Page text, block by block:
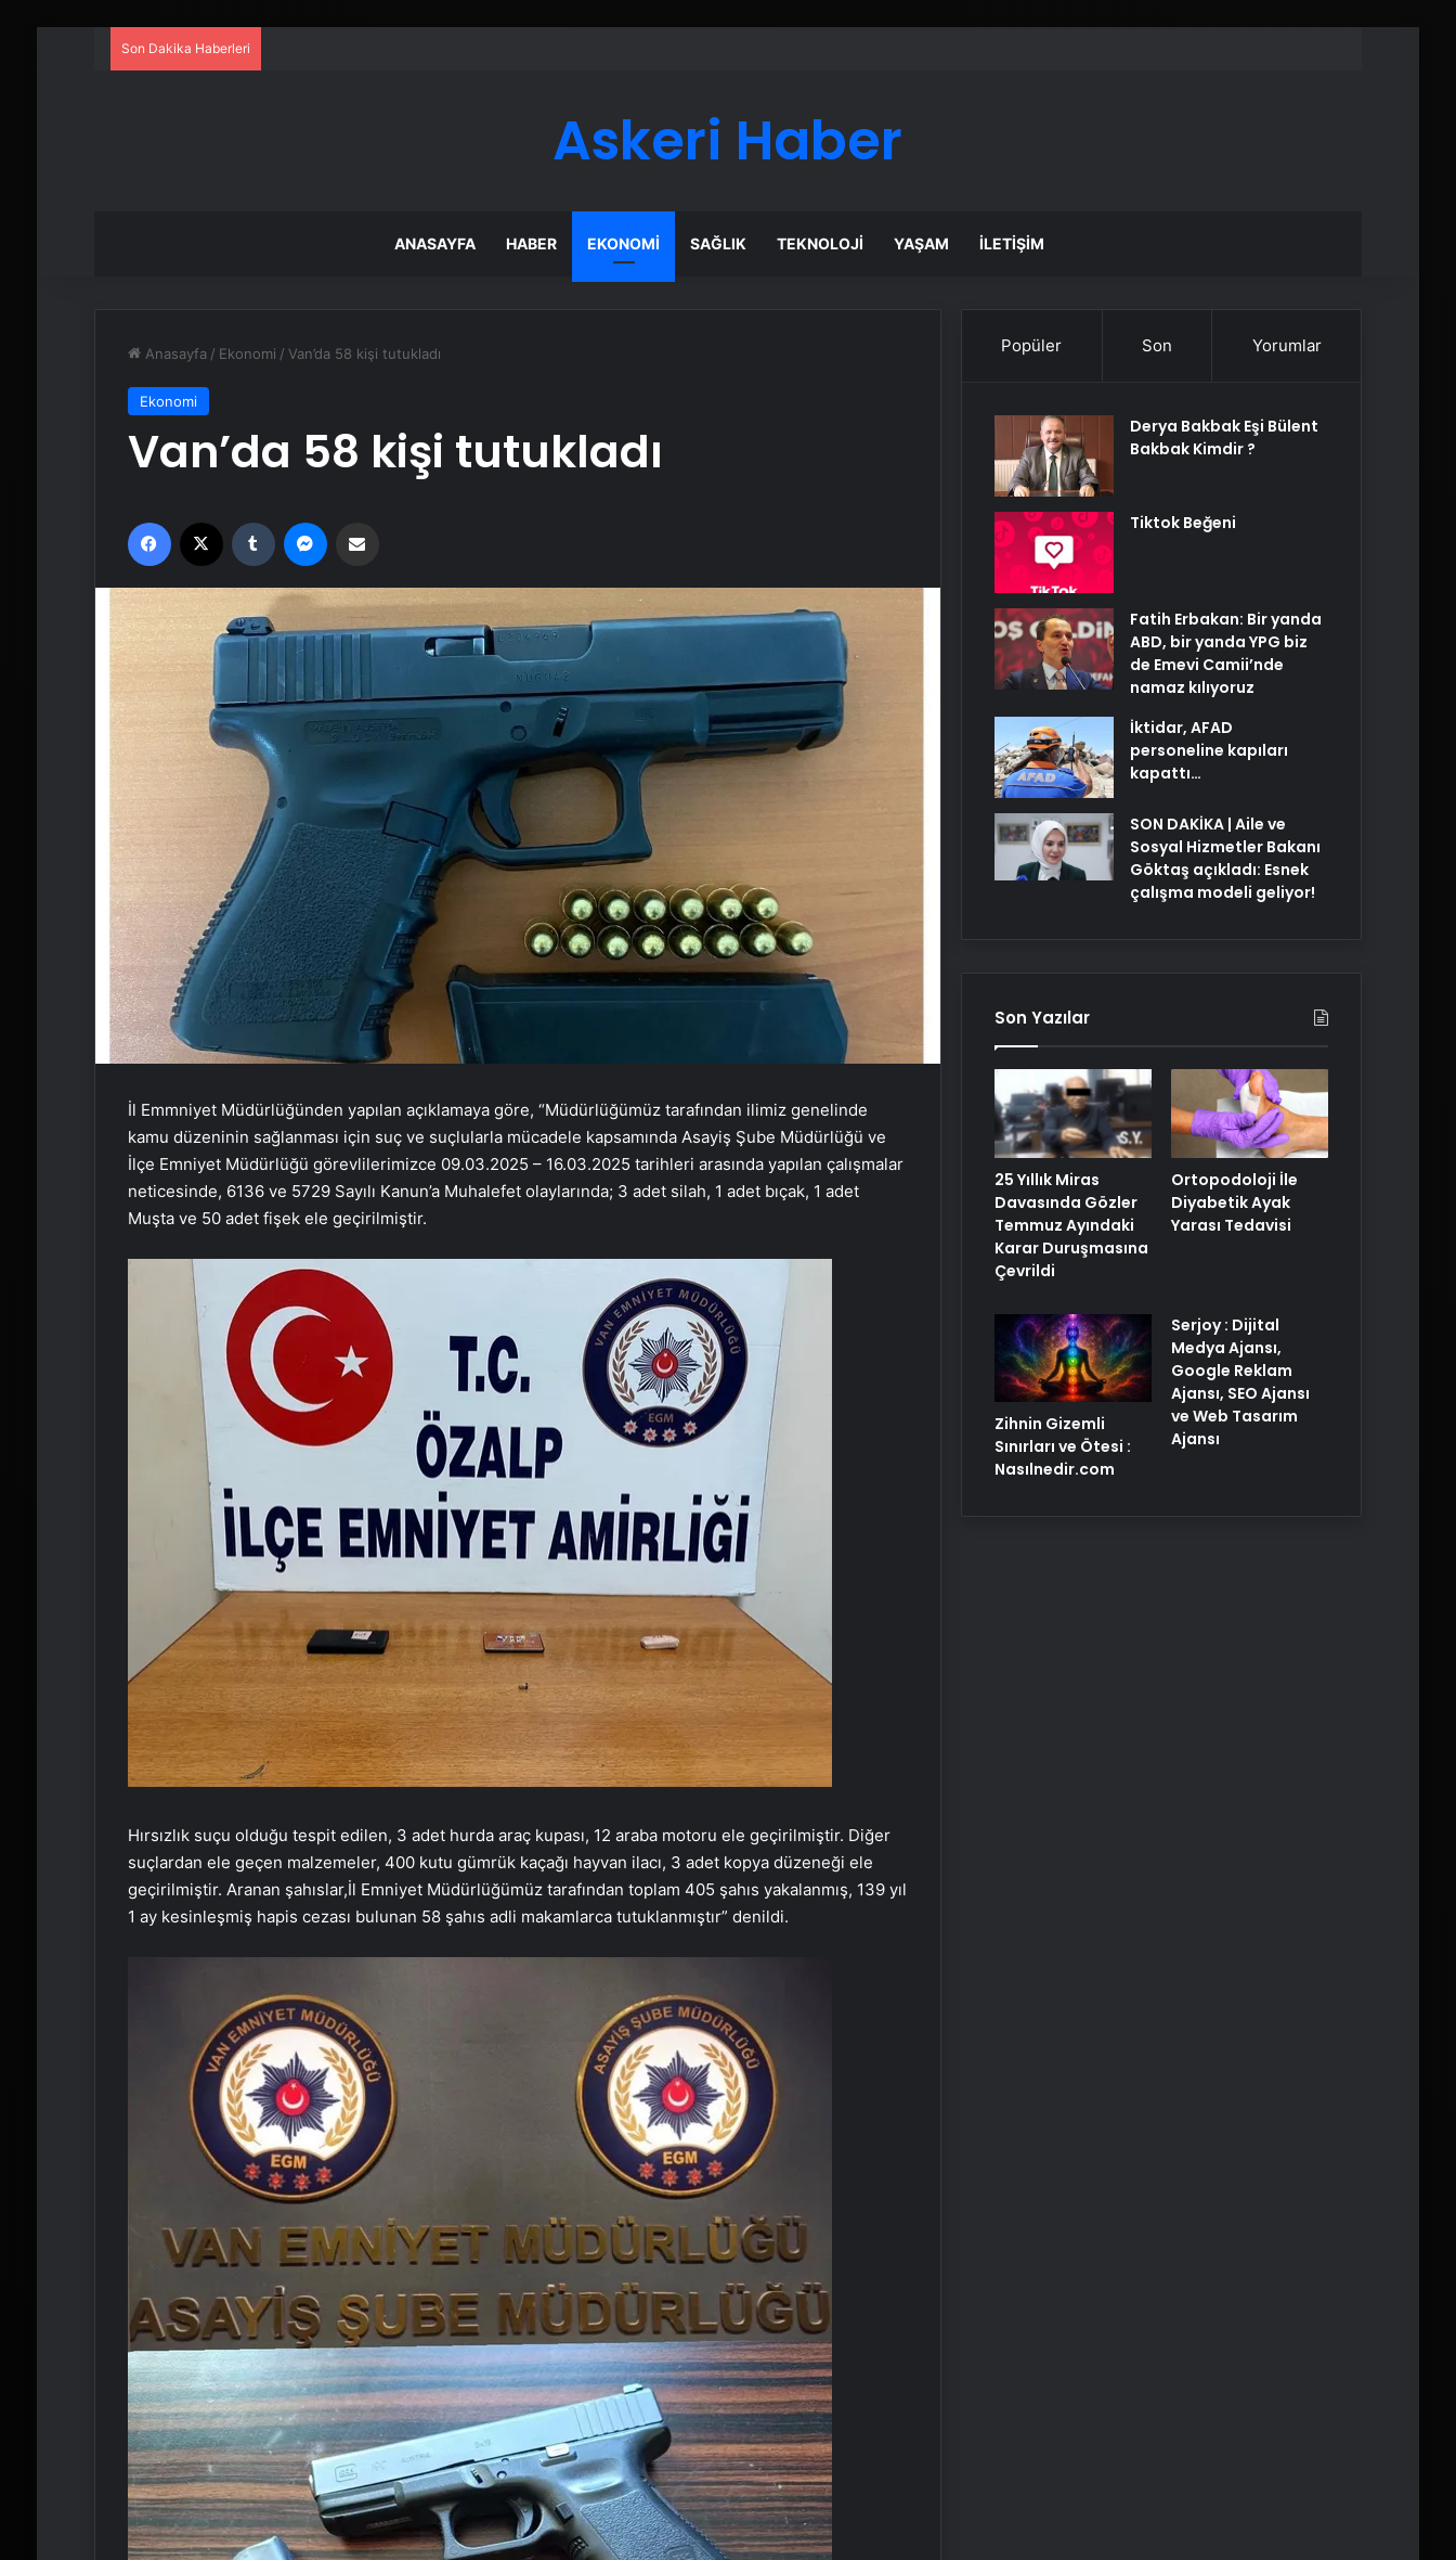
Son Dakika Haberleri
Askeri Haber
ANASAYFA HABER EKONOMI SAĞLIK TEKNOLOJI YAŞAM İLETIŞIM
Anasayfa / Ekonomi / Van’da 58 kişi tutukladı
Ekonomi
Van’da 58 kişi tutukladı
Facebook Tumblr
İl Emmniyet Müdürlüğünden yapılan açıklamaya göre, “Müdürlüğümüz tarafından ilimiz genelinde
kamu düzeninin sağlanması için suç ve suçlularla mücadele kapsamında Asayiş Şube Müdürlüğü ve
İlçe Emniyet Müdürlüğü görevlilerimizce 09.03.2025 – 16.03.2025 tarihleri arasında yapılan çalışmalar
neticesinde, 6136 ve 5729 Sayılı Kanun’a Muhalefet olaylarında; 3 adet silah, 1 adet bıçak, 1 adet
Muşta ve 50 adet fişek ele geçirilmiştir.
Hırsızlık suçu olduğu tespit edilen, 3 adet hurda araç kupası, 12 araba motoru ele geçirilmiştir. Diğer
suçlardan ele geçen malzemeler, 400 kutu gümrük kaçağı hayvan ilacı, 3 adet kopya düzeneği ele
geçirilmiştir. Aranan şahıslar,İl Emniyet Müdürlüğümüz tarafından toplam 405 şahıs yakalanmış, 139 yıl
1 ay kesinleşmiş hapis cezası bulunan 58 şahıs adli makamlarca tutuklanmıştır” denildi.
Popüler Son Yorumlar
Derya Bakbak Eşi Bülent
Bakbak Kimdir ?
Tiktok Beğeni
Fatih Erbakan: Bir yanda
ABD, bir yanda YPG biz
de Emevi Camii’nde
namaz kılıyoruz
İktidar, AFAD
personeline kapıları
kapattı…
SON DAKİKA | Aile ve
Sosyal Hizmetler Bakanı
Göktaş açıkladı: Esnek
çalışma modeli geliyor!
Son Yazılar
25 Yıllık Miras
Davasında Gözler
Temmuz Ayındaki
Karar Duruşmasına
Çevrildi
Ortopodoloji İle
Diyabetik Ayak
Yarası Tedavisi
Zihnin Gizemli
Sınırları ve Ötesi :
Nasılnedir.com
Serjoy : Dijital
Medya Ajansı,
Google Reklam
Ajansı, SEO Ajansı
ve Web Tasarım
Ajansı